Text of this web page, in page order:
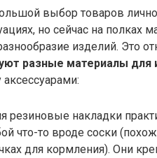
выбор товаров
но сейчас на полках
изделий. Это
разные материалы для
резиновые накладки
что-то вроде соски
для кормления). Они